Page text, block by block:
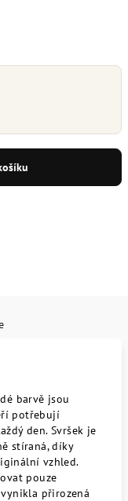
barvě jsou
potřebují
den. Svršek je
stíraná, díky
vzhled.
pouze
přirozená